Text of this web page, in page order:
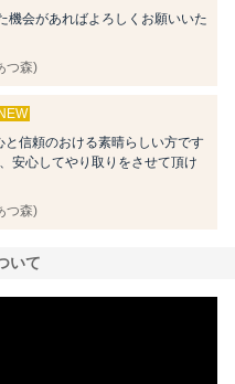
機会があればよろしくお願いいた
つ森)
NEW
信頼のおける素晴らしい方です
安心してやり取りをさせて頂け
つ森)
いて